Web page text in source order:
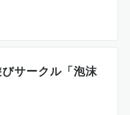
サークル「泡沫